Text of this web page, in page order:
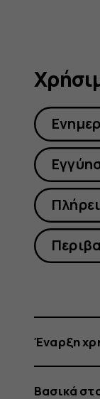
Έναρξη
Βασικά